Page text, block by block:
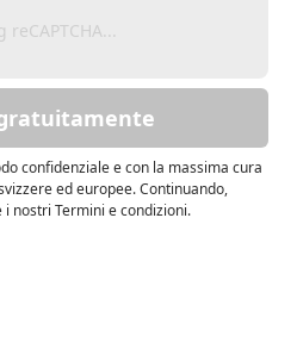
confidenziale e con la massima cura
ed europee. Continuando,
nostri Termini e condizioni.